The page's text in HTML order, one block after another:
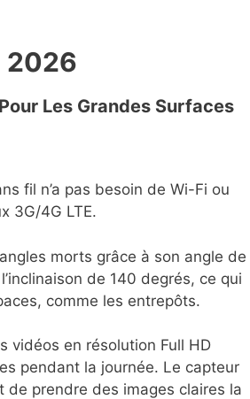
2026
Les Grandes Surfaces
fil n’a pas besoin de Wi-Fi ou
3G/4G LTE.
morts grâce à son angle de
de 140 degrés, ce qui
comme les entrepôts.
vidéos en résolution Full HD
pendant la journée. Le capteur
de prendre des images claires la